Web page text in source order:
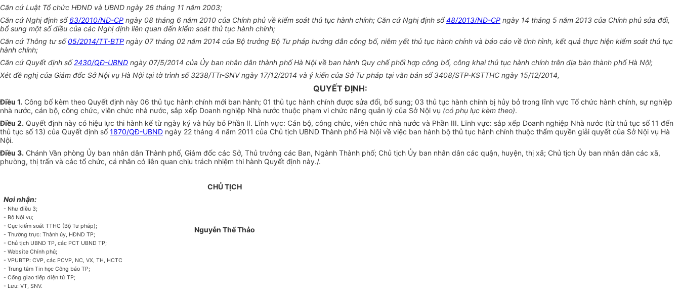
Căn cứ Luật Tổ chức HĐND và UBND ngày 26 tháng 11 năm 2003;
Căn cứ Nghị định số63/2010/NĐ-CP ngày 08 tháng 6 năm 2010 của Chính phủ về kiểm soát thủ tục hành chính; Căn cứ Nghị định số48/2013/NĐ-CP ngày 14 tháng 5 năm 2013 của Chính phủ sửa đổi,
bổ sung một số điều của các Nghị định liên quan đến kiểm soát thủ tục hành chính;
Căn cứ Thông tư số05/2014/TT-BTP ngày 07 tháng 02 năm 2014 của Bộ trưởng Bộ Tư pháp hướng dẫn công bố, niêm yết thủ tục hành chính và báo cáo về tình hình, kết quả thực hiện kiểm soát thủ tục
hành chính;
Căn cứ Quyết định số2430/QĐ-UBND ngày 07/5/2014 của Ủy ban nhân dân thành phố Hà Nội về ban hành Quy chế phối hợp công bố, công khai thủ tục hành chính trên địa bàn thành phố Hà Nội;
Xét đề nghị của Giám đốc Sở Nội vụ Hà Nội tại tờ trình số 3238/TTr-SNV ngày 17/12/2014 và ý kiến của Sở Tư pháp tại văn bản số 3408/STP-KSTTHC ngày 15/12/2014,
QUYẾT ĐỊNH:
Điều 1. Công bố kèm theo Quyết định này 06 thủ tục hành chính mới ban hành; 01 thủ tục hành chính được sửa đổi, bổ sung; 03 thủ tục hành chính bị hủy bỏ trong lĩnh vực Tổ chức hành chính, sự nghiệp
nhà nước, cán bộ, công chức, viên chức nhà nước, sắp xếp Doanh nghiệp Nhà nước thuộc phạm vi chức năng quản lý của Sở Nội vụ (có phụ lục kèm theo).
Điều 2. Quyết định này có hiệu lực thi hành kể từ ngày ký và hủy bỏ Phần II. Lĩnh vực: Cán bộ, công chức, viên chức nhà nước và Phần III. Lĩnh vực: sắp xếp Doanh nghiệp Nhà nước (từ thủ tục số 11 đến
thủ tục số 13) của Quyết định số1870/QĐ-UBND ngày 22 tháng 4 năm 2011 của Chủ tịch UBND Thành phố Hà Nội về việc ban hành bộ thủ tục hành chính thuộc thẩm quyền giải quyết của Sở Nội vụ Hà
Nội.
Điều 3. Chánh Văn phòng Ủy ban nhân dân Thành phố, Giám đốc các Sở, Thủ trưởng các Ban, Ngành Thành phố; Chủ tịch Ủy ban nhân dân các quận, huyện, thị xã; Chủ tịch Ủy ban nhân dân các xã,
phường, thị trấn và các tổ chức, cá nhân có liên quan chịu trách nhiệm thi hành Quyết định này./.
Nơi nhận:
- Như điều 3;
- Bộ Nội vụ;
- Cục kiểm soát TTHC (Bộ Tư pháp);
- Thường trực: Thành ủy, HĐND TP;
- Chủ tịch UBND TP, các PCT UBND TP;
- Website Chính phủ;
- VPUBTP: CVP, các PCVP, NC, VX, TH, HCTC
- Trung tâm Tin học Công báo TP;
- Cổng giao tiếp điện tử TP;
- Lưu: VT, SNV.
CHỦ TỊCH
Nguyễn Thế Thảo